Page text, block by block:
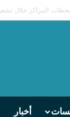
أخبار